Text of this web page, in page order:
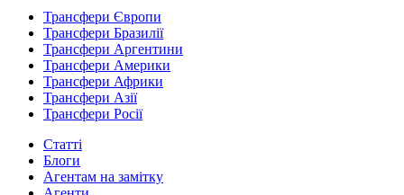
Трансфери Європи
Трансфери Бразилії
Трансфери Аргентини
Трансфери Америки
Трансфери Африки
Трансфери Азії
Трансфери Росії
Статті
Блоги
Агентам на замітку